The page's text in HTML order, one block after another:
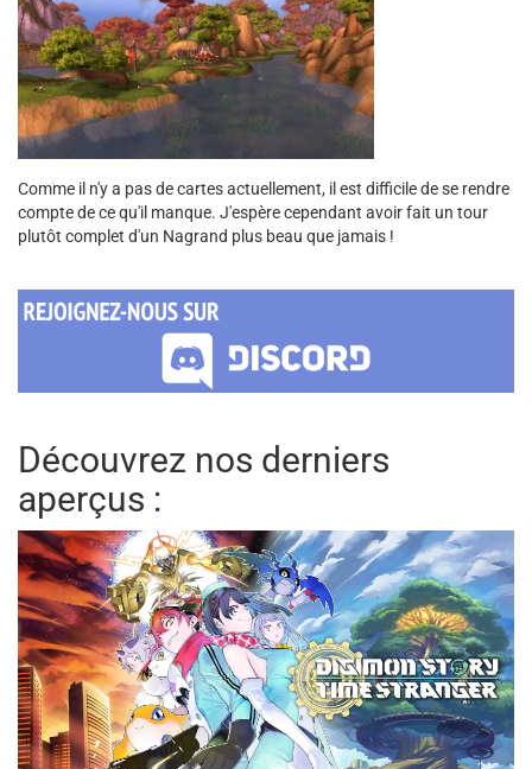
Comme il n'y a pas de cartes actuellement, il est difficile de se rendre
compte de ce qu'il manque. J'espère cependant avoir fait un tour
plutôt complet d'un Nagrand plus beau que jamais !
Découvrez nos derniers
aperçus :